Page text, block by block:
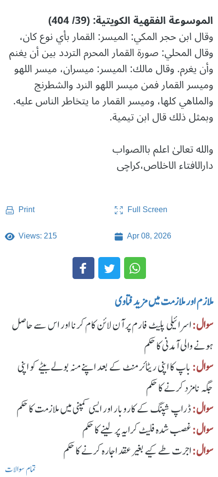
الموسوعة الفقهية الكويتية: (39/ 404)
وقال ابن حجر المكي: الميسر: القمار بأي نوع كان،
وقال المحلي: صورة القمار المحرم التردد بين أن يغنم
وأن يغرم. وقال مالك: الميسر: ميسران، ميسر اللهو
وميسر القمار فمن ميسر اللهو النرد والشطرنج
والملاهي كلها، وميسر القمار ما يتخاطر الناس عليه.
وبمثل ذلك قال ابن تيمية.
والله تعالیٰ اعلم باالصواب
دارالافتاء الاخلاص،کراچی
Print Full Screen
Views: 215 Apr 08, 2026
ملازم اور ملازمت میں مزید فتاوی
سوال:اسرائیلی پلیٹ فارم پر آن لائن کام کرنا اور اس سے حاصل
ہونے والی آمدنی کا حکم
سوال:باپ کا اپنی ریٹائرمنٹ کے بعد اپنے منہ بولے بیٹے کو اپنی
جگہ نامزد کرنے کا حکم
سوال:ڈراپ شپنگ کے کاروبار اور ایسی کمپنی میں ملازمت کا حکم
سوال:غصب شدہ فلیٹ کرایہ پر لینے کا حکم
سوال:اجرت طے کیے بغیر عقد اجارہ کرنے کا حکم
تمام سوالات